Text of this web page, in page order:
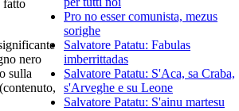
fatto
nero
sulla
Pro no esser comunista, mezus
sorighe
Salvatore Patatu: Fabulas
imberrittadas
Salvatore Patatu: S'Aca, sa Craba,
s'Arveghe e su Leone
Salvatore Patatu: S'ainu martesu